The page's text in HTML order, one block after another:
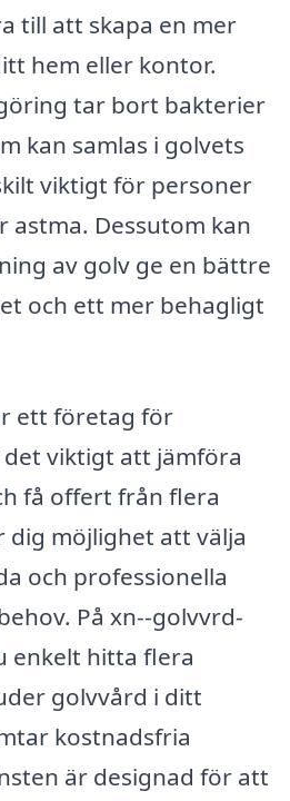
till att skapa en mer
hem eller kontor.
tar bort bakterier
kan samlas i golvets
viktigt för personer
astma. Dessutom kan
av golv ge en bättre
och ett mer behagligt
ett företag för
viktigt att jämföra
få offert från flera
dig möjlighet att välja
och professionella
På xn--golvvrd-
enkelt hitta flera
golvvård i ditt
kostnadsfria
är designad för att